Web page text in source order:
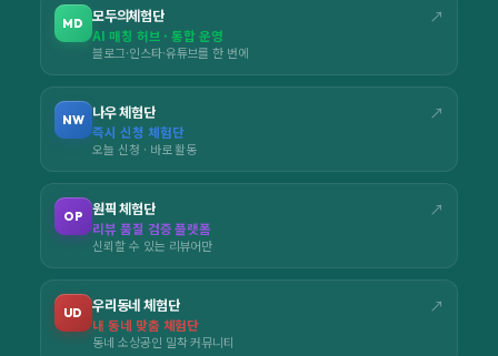
MD 모두의체험단 ↗
AI 매칭 허브 · 통합 운영
블로그·인스타·유튜브를 한 번에
NW 나우 체험단 ↗
즉시 신청 체험단
오늘 신청 · 바로 활동
OP 원픽 체험단 ↗
리뷰 품질 검증 플랫폼
신뢰할 수 있는 리뷰어만
UD 우리동네 체험단 ↗
내 동네 맞춤 체험단
동네 소상공인 밀착 커뮤니티